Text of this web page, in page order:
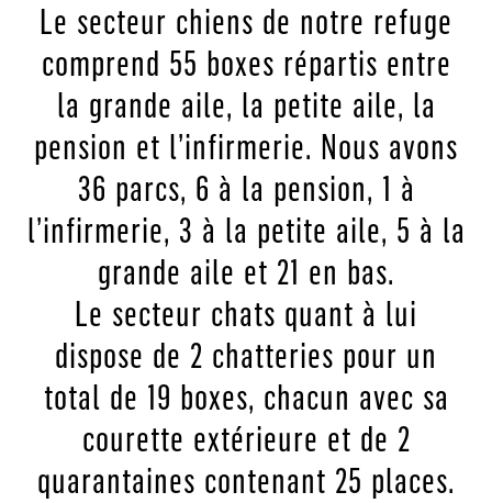
Le secteur chiens de notre refuge
comprend 55 boxes répartis entre
la grande aile, la petite aile, la
pension et l’infirmerie. Nous avons
36 parcs, 6 à la pension, 1 à
l’infirmerie, 3 à la petite aile, 5 à la
grande aile et 21 en bas.
Le secteur chats quant à lui
dispose de 2 chatteries pour un
total de 19 boxes, chacun avec sa
courette extérieure et de 2
quarantaines contenant 25 places.